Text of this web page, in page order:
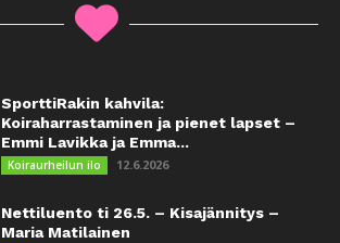
SporttiRakin kahvila:
Koiraharrastaminen ja pienet lapset –
Emmi Lavikka ja Emma...
Koiraurheilun ilo 12.6.2026
Nettiluento ti 26.5. – Kisajännitys –
Maria Matilainen